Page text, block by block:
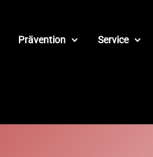
Prävention Service